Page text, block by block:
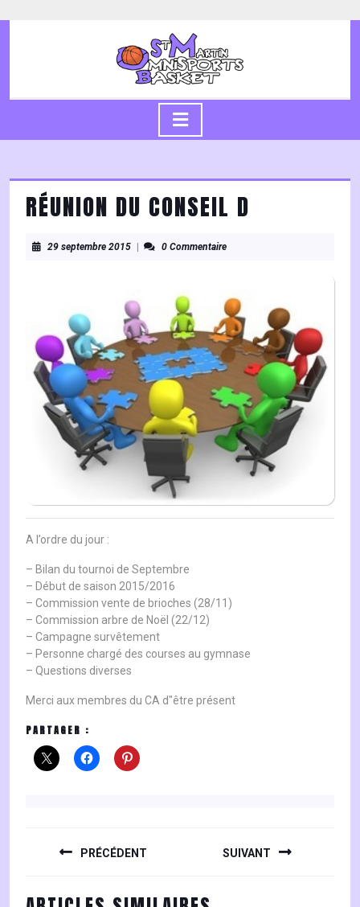
to
RÉUNION DU CONSEIL D
29 septembre 201529
0 Commentaire
A l’ordre du jour :
– Bilan du tournoi de Septembre
– Début de saison 2015/2016
– Commission vente de brioches (28/11)
– Commission arbre de Noël (22/12)
– Campagne survêtement
– Personne chargé des courses au gymnase
– Questions diverses
Merci aux membres du CA d"être présent
PARTAGER :
PRÉCÉDENT SUIVANT